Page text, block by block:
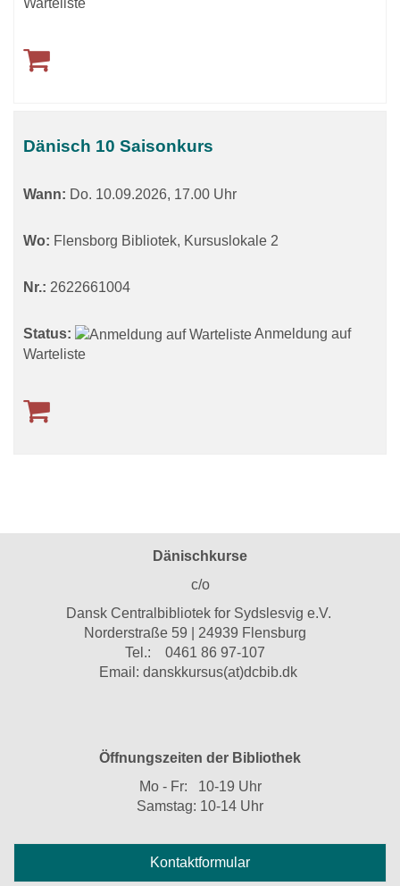
Dänisch 10 Saisonkurs
Wann: Do. 10.09.2026, 17.00 Uhr
Wo: Flensborg Bibliotek, Kursuslokale 2
Nr.: 2622661004
Status:
Anmeldung auf
Warteliste
Dänischkurse
c/o
Dansk Centralbibliotek for Sydslesvig e.V.
Norderstraße 59 | 24939 Flensburg
Tel.: 0461 86 97-107
Email: danskkursus(at)dcbib.dk
Öffnungszeiten der Bibliothek
Mo - Fr: 10-19 Uhr
Samstag: 10-14 Uhr
Kontaktformular